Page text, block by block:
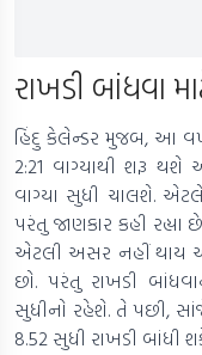
રાખડી બાંધવા
હિંદુ કેલેન્ડર મુજબ, આ
2:21 વાગ્યાથી શરૂ
વાગ્યા સુધી ચાલશે.
પરંતુ જાણકાર કહી
એટલી અસર નહીં થાય
છો. પરંતુ રાખડી
સુધીનો રહેશે. તે પછી,
8.52 સુધી રાખડી બાંધી